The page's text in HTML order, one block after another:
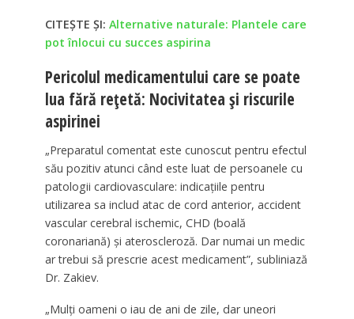
CITEȘTE ȘI: Alternative naturale: Plantele care
pot înlocui cu succes aspirina
Pericolul medicamentului care se poate
lua fără rețetă: Nocivitatea și riscurile
aspirinei
„Preparatul comentat este cunoscut pentru efectul
său pozitiv atunci când este luat de persoanele cu
patologii cardiovasculare: indicațiile pentru
utilizarea sa includ atac de cord anterior, accident
vascular cerebral ischemic, CHD (boală
coronariană) și ateroscleroză. Dar numai un medic
ar trebui să prescrie acest medicament”, subliniază
Dr. Zakiev.
„Mulți oameni o iau de ani de zile, dar uneori